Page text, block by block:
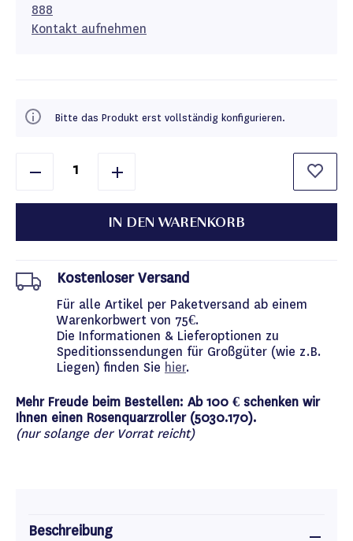
888
Kontakt aufnehmen
Bitte das Produkt erst vollständig konfigurieren.
IN DEN WARENKORB
Kostenloser Versand
Für alle Artikel per Paketversand ab einem
Warenkorbwert von 75€.
Die Informationen & Lieferoptionen zu
Speditionssendungen für Großgüter (wie z.B.
Liegen) finden Sie hier.
Mehr Freude beim Bestellen: Ab 100 € schenken wir
Ihnen einen Rosenquarzroller (5030.170).
(nur solange der Vorrat reicht)
Beschreibung